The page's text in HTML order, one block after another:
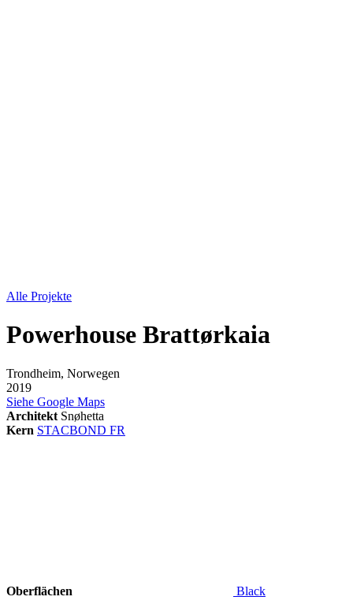
Alle Projekte
Powerhouse Brattørkaia
Trondheim, Norwegen
2019
Siehe Google Maps
Architekt Snøhetta
Kern STACBOND FR
Oberflächen Black